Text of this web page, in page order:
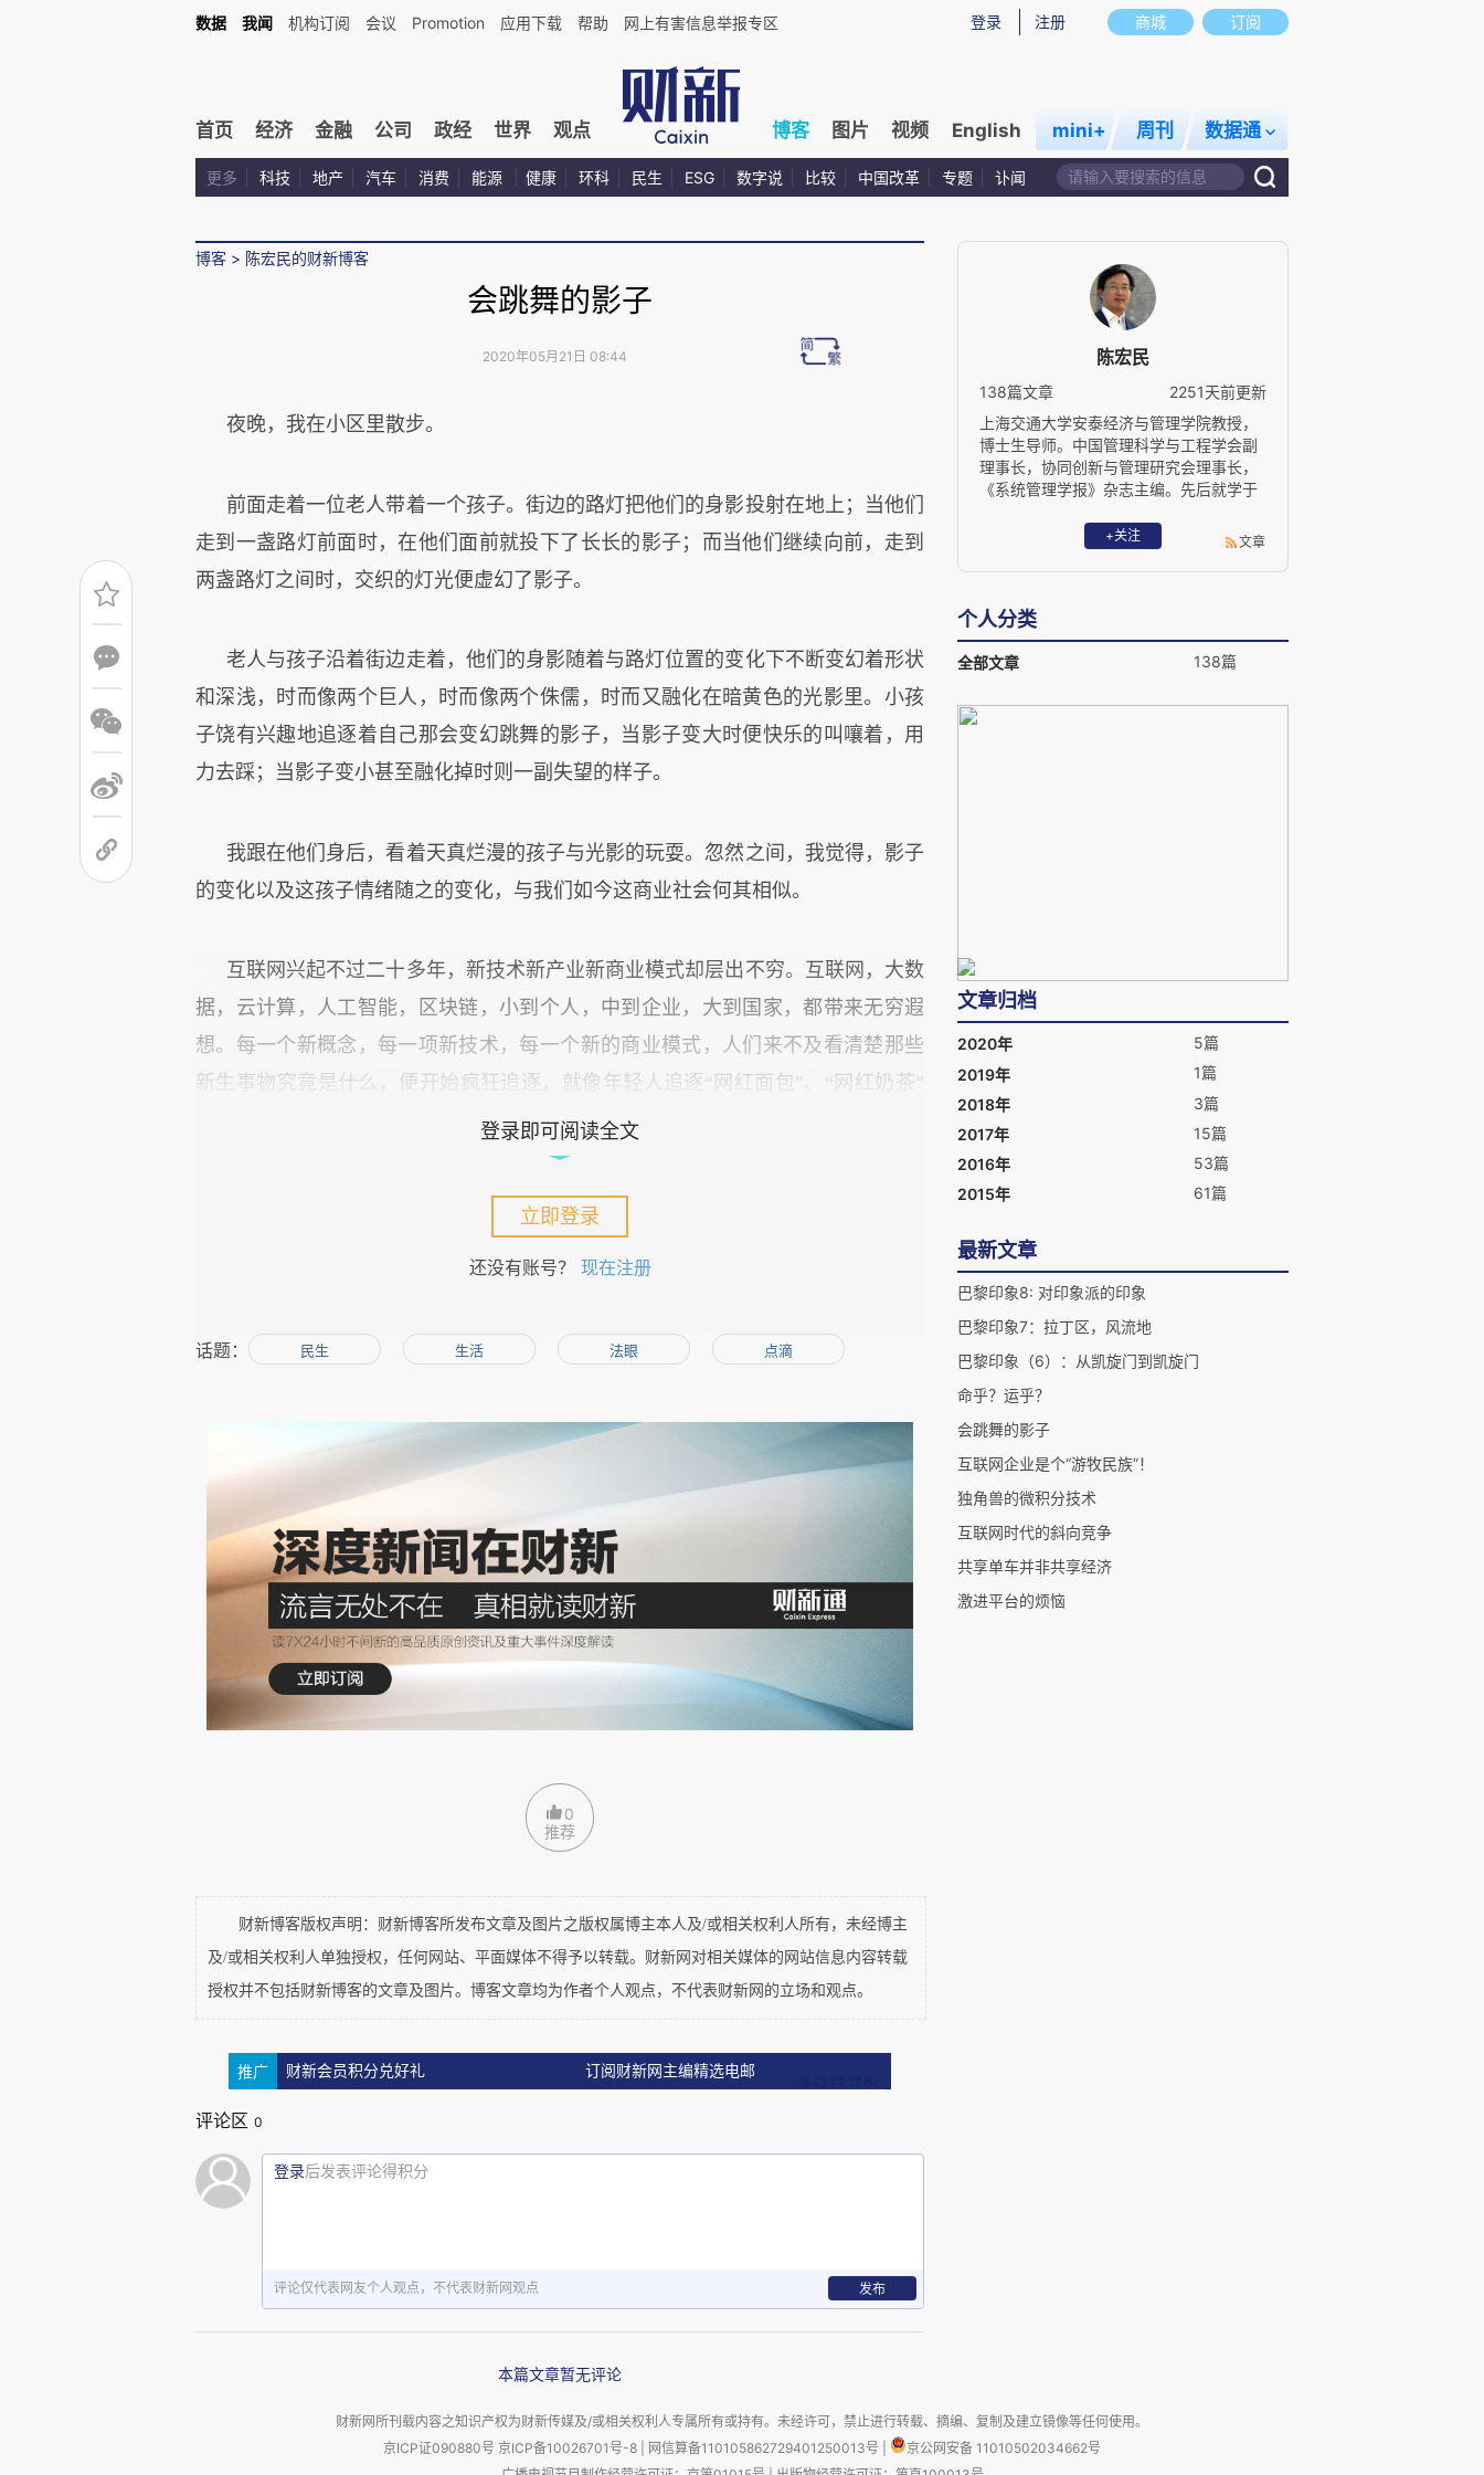
商城 订阅
登录 注册
数据 我闻 机构订阅 会议 Promotion 应用下载 帮助 网上有害信息举报专区
首页 经济 金融 公司 政经 世界 观点 博客 图片 视频 English mini+ 周刊 数据通
更多 科技 地产 汽车 消费 能源 健康 环科 民生 ESG 数字说 比较 中国改革 专题 讣闻
博客 > 陈宏民的财新博客
会跳舞的影子
2020年05月21日 08:44
夜晚，我在小区里散步。
前面走着一位老人带着一个孩子。街边的路灯把他们的身影投射在地上；当他们
走到一盏路灯前面时，在他们面前就投下了长长的影子；而当他们继续向前，走到
两盏路灯之间时，交织的灯光便虚幻了影子。
老人与孩子沿着街边走着，他们的身影随着与路灯位置的变化下不断变幻着形状
和深浅，时而像两个巨人，时而像两个侏儒，时而又融化在暗黄色的光影里。小孩
子饶有兴趣地追逐着自己那会变幻跳舞的影子，当影子变大时便快乐的叫嚷着，用
力去踩；当影子变小甚至融化掉时则一副失望的样子。
我跟在他们身后，看着天真烂漫的孩子与光影的玩耍。忽然之间，我觉得，影子
的变化以及这孩子情绪随之的变化，与我们如今这商业社会何其相似。
互联网兴起不过二十多年，新技术新产业新商业模式却层出不穷。互联网，大数
据，云计算，人工智能，区块链，小到个人，中到企业，大到国家，都带来无穷遐
想。每一个新概念，每一项新技术，每一个新的商业模式，人们来不及看清楚那些
新生事物究竟是什么，便开始疯狂追逐，就像年轻人追逐“网红面包”、“网红奶茶”
般的。当这个新概念新技术或者新商业模式的巨大投影出现的时候，人们蜂拥而
上，风投献上巨额资金，专家送上溢美之词，媒体更是连篇累牍地唱赞歌，虽然谁
都没有真正搞明白它是什么。大家把那巨大的阴影当作风口，猪都能飞起来，更不
用说那些自认为身材苗条的美女小鲜肉们了。
它们的问题出来了；由于监管不力，它们的负面效应出现了。如果我们深入理解这
不得呀！当新事物的投影变小了的时候，市场形成了恐慌；人们迫不及待地又去追
回过头去看去想，事实上无论事前还是事后，大多数人都没有去认真想过，那些
新东西究竟好在哪里，它与原先那些旧东西的差别到底在哪里！
当年团购风行，数百家企业都疯狂投入进去，一场“百团大战”，血雨腥风，一地
鸡毛，其实没几家明白什么是团购。偃旗息鼓，成功者如美团踏着团购的尸体走向
新的模式；而失败者也踏着自己的尸体又在寻找新的风口，有几人回头看一眼！
曾几何时，多少创业企业，包括坑蒙拐骗之徒，都给自己贴上“互联网金融”的标
签。可当社会发现一堆问题，政府加强监管时，多少人又摇身一变，成为了“金融科
技公司”，满嘴区块链了。共享经济兴起，所有租赁业务，无论是传统还是新兴的，
都说在从事共享经济，可是却没几个人有兴趣搞清楚共享经济究竟是什么，它会走
向哪里。
幸咖啡……
企业家们，以及那些活跃在各大媒体的专家们，都像我眼前的那个孩子，到处寻
找长长的影子，见到巨大的影子就往前扑，却并不关心是什么造成了影子，以及接
是否会再次崛起，而是又兴高采烈地迎接下一个影子了。这样的视觉盛宴是可持续
登录即可阅读全文
立即登录
还没有账号？ 现在注册
话题： 民生 生活 法眼 点滴
0
推荐
财新博客版权声明：财新博客所发布文章及图片之版权属博主本人及/或相关权利人所有，未经博主
及/或相关权利人单独授权，任何网站、平面媒体不得予以转载。财新网对相关媒体的网站信息内容转载
授权并不包括财新博客的文章及图片。博客文章均为作者个人观点，不代表财新网的立场和观点。
推广 财新会员积分兑好礼 订阅财新网主编精选电邮
评论区 0
登录后发表评论得积分
评论仅代表网友个人观点，不代表财新网观点 发布
本篇文章暂无评论
陈宏民
138篇文章
2251天前更新
上海交通大学安泰经济与管理学院教授，
博士生导师。中国管理科学与工程学会副
理事长，协同创新与管理研究会理事长，
《系统管理学报》杂志主编。先后就学于
学院(MIT)和加拿大不列颠哥伦比亚大学
(UBC)。曾获得国家教学成果二等奖、教
育部科技进步二等奖，以及上海市“育才
校优秀青年教师”等荣誉称号。主持国家级
科研项目十余项，出版《双边市场——企
业竞争环境的新视角》等专著3本，在国
组织与创新管理、平台型企业的发展战略
+关注 文章
个人分类
全部文章 138篇
文章归档
2020年
5篇
2019年
1篇
2018年
3篇
2017年
15篇
2016年
53篇
2015年
61篇
最新文章
巴黎印象8: 对印象派的印象
巴黎印象7：拉丁区，风流地
巴黎印象（6）：从凯旋门到凯旋门
命乎？运乎？
会跳舞的影子
互联网企业是个“游牧民族”！
独角兽的微积分技术
互联网时代的斜向竞争
共享单车并非共享经济
激进平台的烦恼
财新网所刊载内容之知识产权为财新传媒及/或相关权利人专属所有或持有。未经许可，禁止进行转载、摘编、复制及建立镜像等任何使用。
京ICP证090880号 京ICP备10026701号-8 网信算备110105862729401250013号
京公网安备 11010502034662号